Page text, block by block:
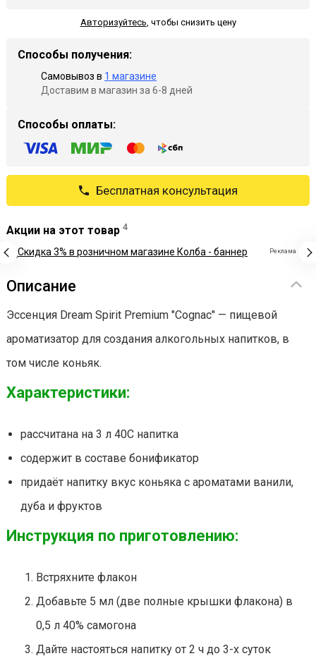
Авторизуйтесь, чтобы снизить цену
Способы получения:
Самовывоз в 1 магазине
Доставим в магазин за 6-8 дней
Способы оплаты:
Бесплатная консультация
Акции на этот товар 4
Реклама
Описание
Эссенция Dream Spirit Premium "Cognac" — пищевой
ароматизатор для создания алкогольных напитков, в
том числе коньяк.
Характеристики:
рассчитана на 3 л 40С напитка
содержит в составе бонификатор
придаёт напитку вкус коньяка с ароматами ванили,
дуба и фруктов
Инструкция по приготовлению:
Встряхните флакон
Добавьте 5 мл (две полные крышки флакона) в
0,5 л 40% самогона
Дайте настояться напитку от 2 ч до 3-х суток